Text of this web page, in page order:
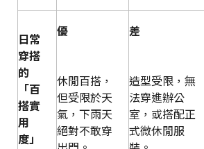
日常
穿搭
的
「百
搭實
用
度」
優
休閒百搭，
但受限於天
氣，下雨天
絕對不敢穿
差
造型受限，無
法穿進辦公
室，或搭配正
式微休閒服